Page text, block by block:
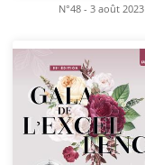
N°48 - 3 août 2023